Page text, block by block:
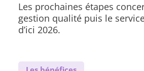
Les prochaines étapes
gestion qualité puis le
d’ici 2026.